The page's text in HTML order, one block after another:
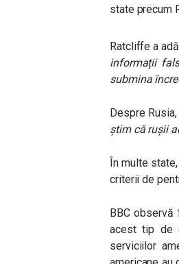
state precum
Ratcliffe a
informații
submina
Despre
știm că rușii
În multe
criterii de
BBC
acest tip de
serviciilor